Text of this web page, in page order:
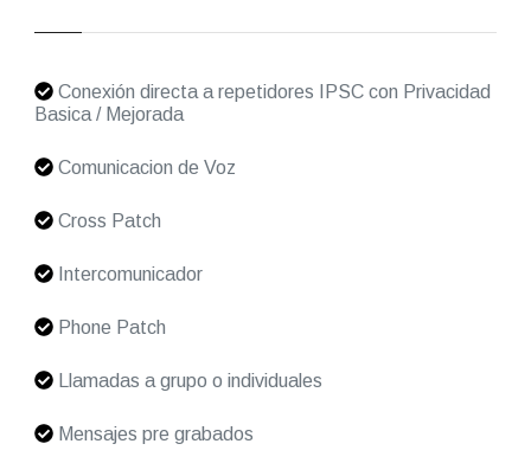
Conexión directa a repetidores IPSC con Privacidad
Basica / Mejorada
Comunicacion de Voz
Cross Patch
Intercomunicador
Phone Patch
Llamadas a grupo o individuales
Mensajes pre grabados